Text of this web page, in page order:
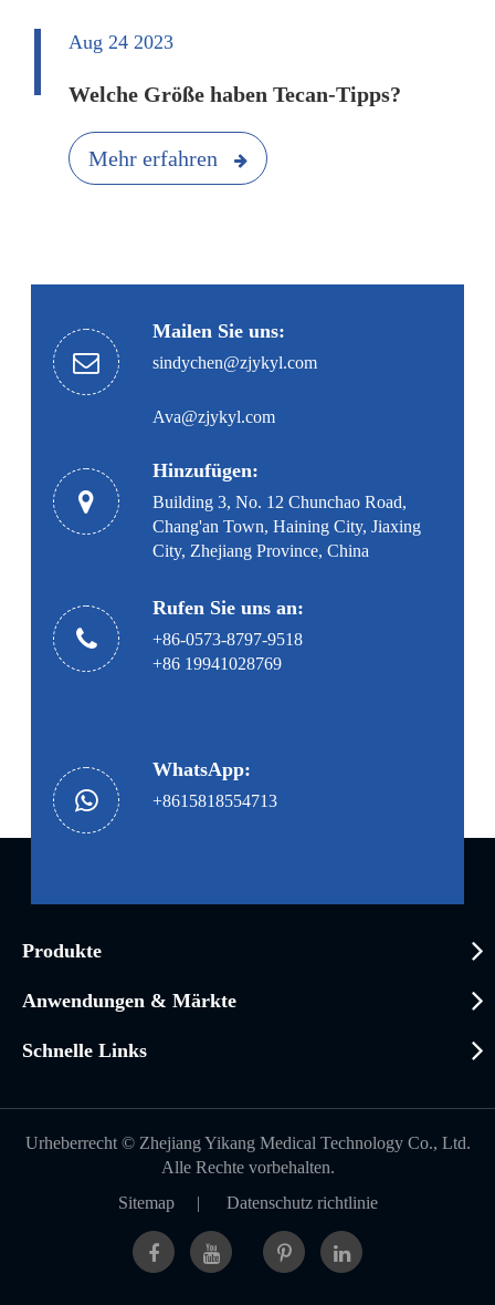
Aug 24 2023
Welche Größe haben Tecan-Tipps?
Mehr erfahren
Mailen Sie uns:
sindychen@zjykyl.com
Ava@zjykyl.com
Hinzufügen:
Building 3, No. 12 Chunchao Road,
Chang'an Town, Haining City, Jiaxing
City, Zhejiang Province, China
Rufen Sie uns an:
+86-0573-8797-9518
+86 19941028769
WhatsApp:
+8615818554713
Produkte
Anwendungen & Märkte
Schnelle Links
Urheberrecht © Zhejiang Yikang Medical Technology Co., Ltd.
Alle Rechte vorbehalten.
Sitemap| Datenschutz richtlinie